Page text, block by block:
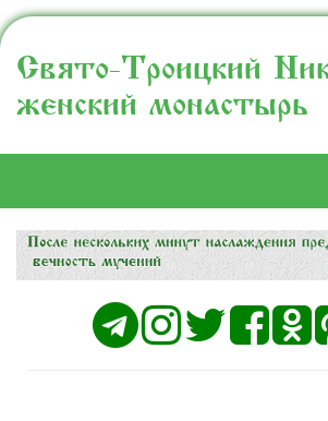
Свято-Троицкий
женский монастырь